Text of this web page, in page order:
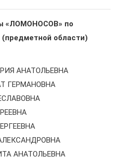
«ЛОМОНОСОВ» по
области)
АНАТОЛЬЕВНА
ГЕРМАНОВНА
АНАТОЛЬЕВНА